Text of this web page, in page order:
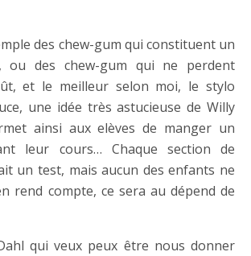
des chew-gum qui constituent un
ou des chew-gum qui ne perdent
et le meilleur selon moi, le stylo
une idée très astucieuse de Willy
ainsi aux elèves de manger un
leur cours… Chaque section de
un test, mais aucun des enfants ne
rend compte, ce sera au dépend de
qui veux peux être nous donner